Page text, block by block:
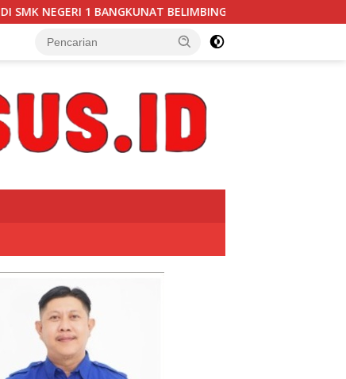
TRANSPARANSI ANGGARAN JADI PERHATIAN” DI